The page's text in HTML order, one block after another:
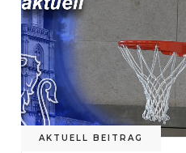
AKTUELL BEITRAG